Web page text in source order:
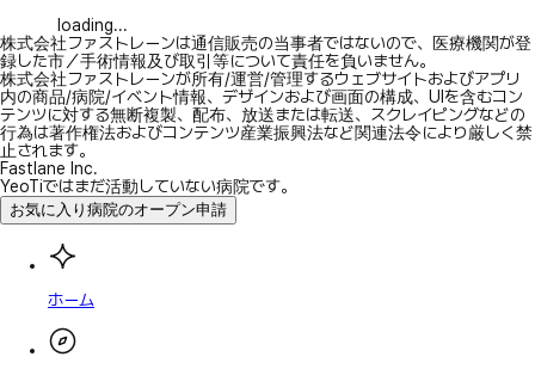
loading...
株式会社ファストレーンは通信販売の当事者ではないので、医療機関が登
録した市／手術情報及び取引等について責任を負いません。
株式会社ファストレーンが所有/運営/管理するウェブサイトおよびアプリ
内の商品/病院/イベント情報、デザインおよび画面の構成、UIを含むコン
テンツに対する無断複製、配布、放送または転送、スクレイピングなどの
行為は著作権法およびコンテンツ産業振興法など関連法令により厳しく禁
止されます。
Fastlane Inc.
YeoTiではまだ活動していない病院です。
お気に入り病院のオープン申請
ホーム